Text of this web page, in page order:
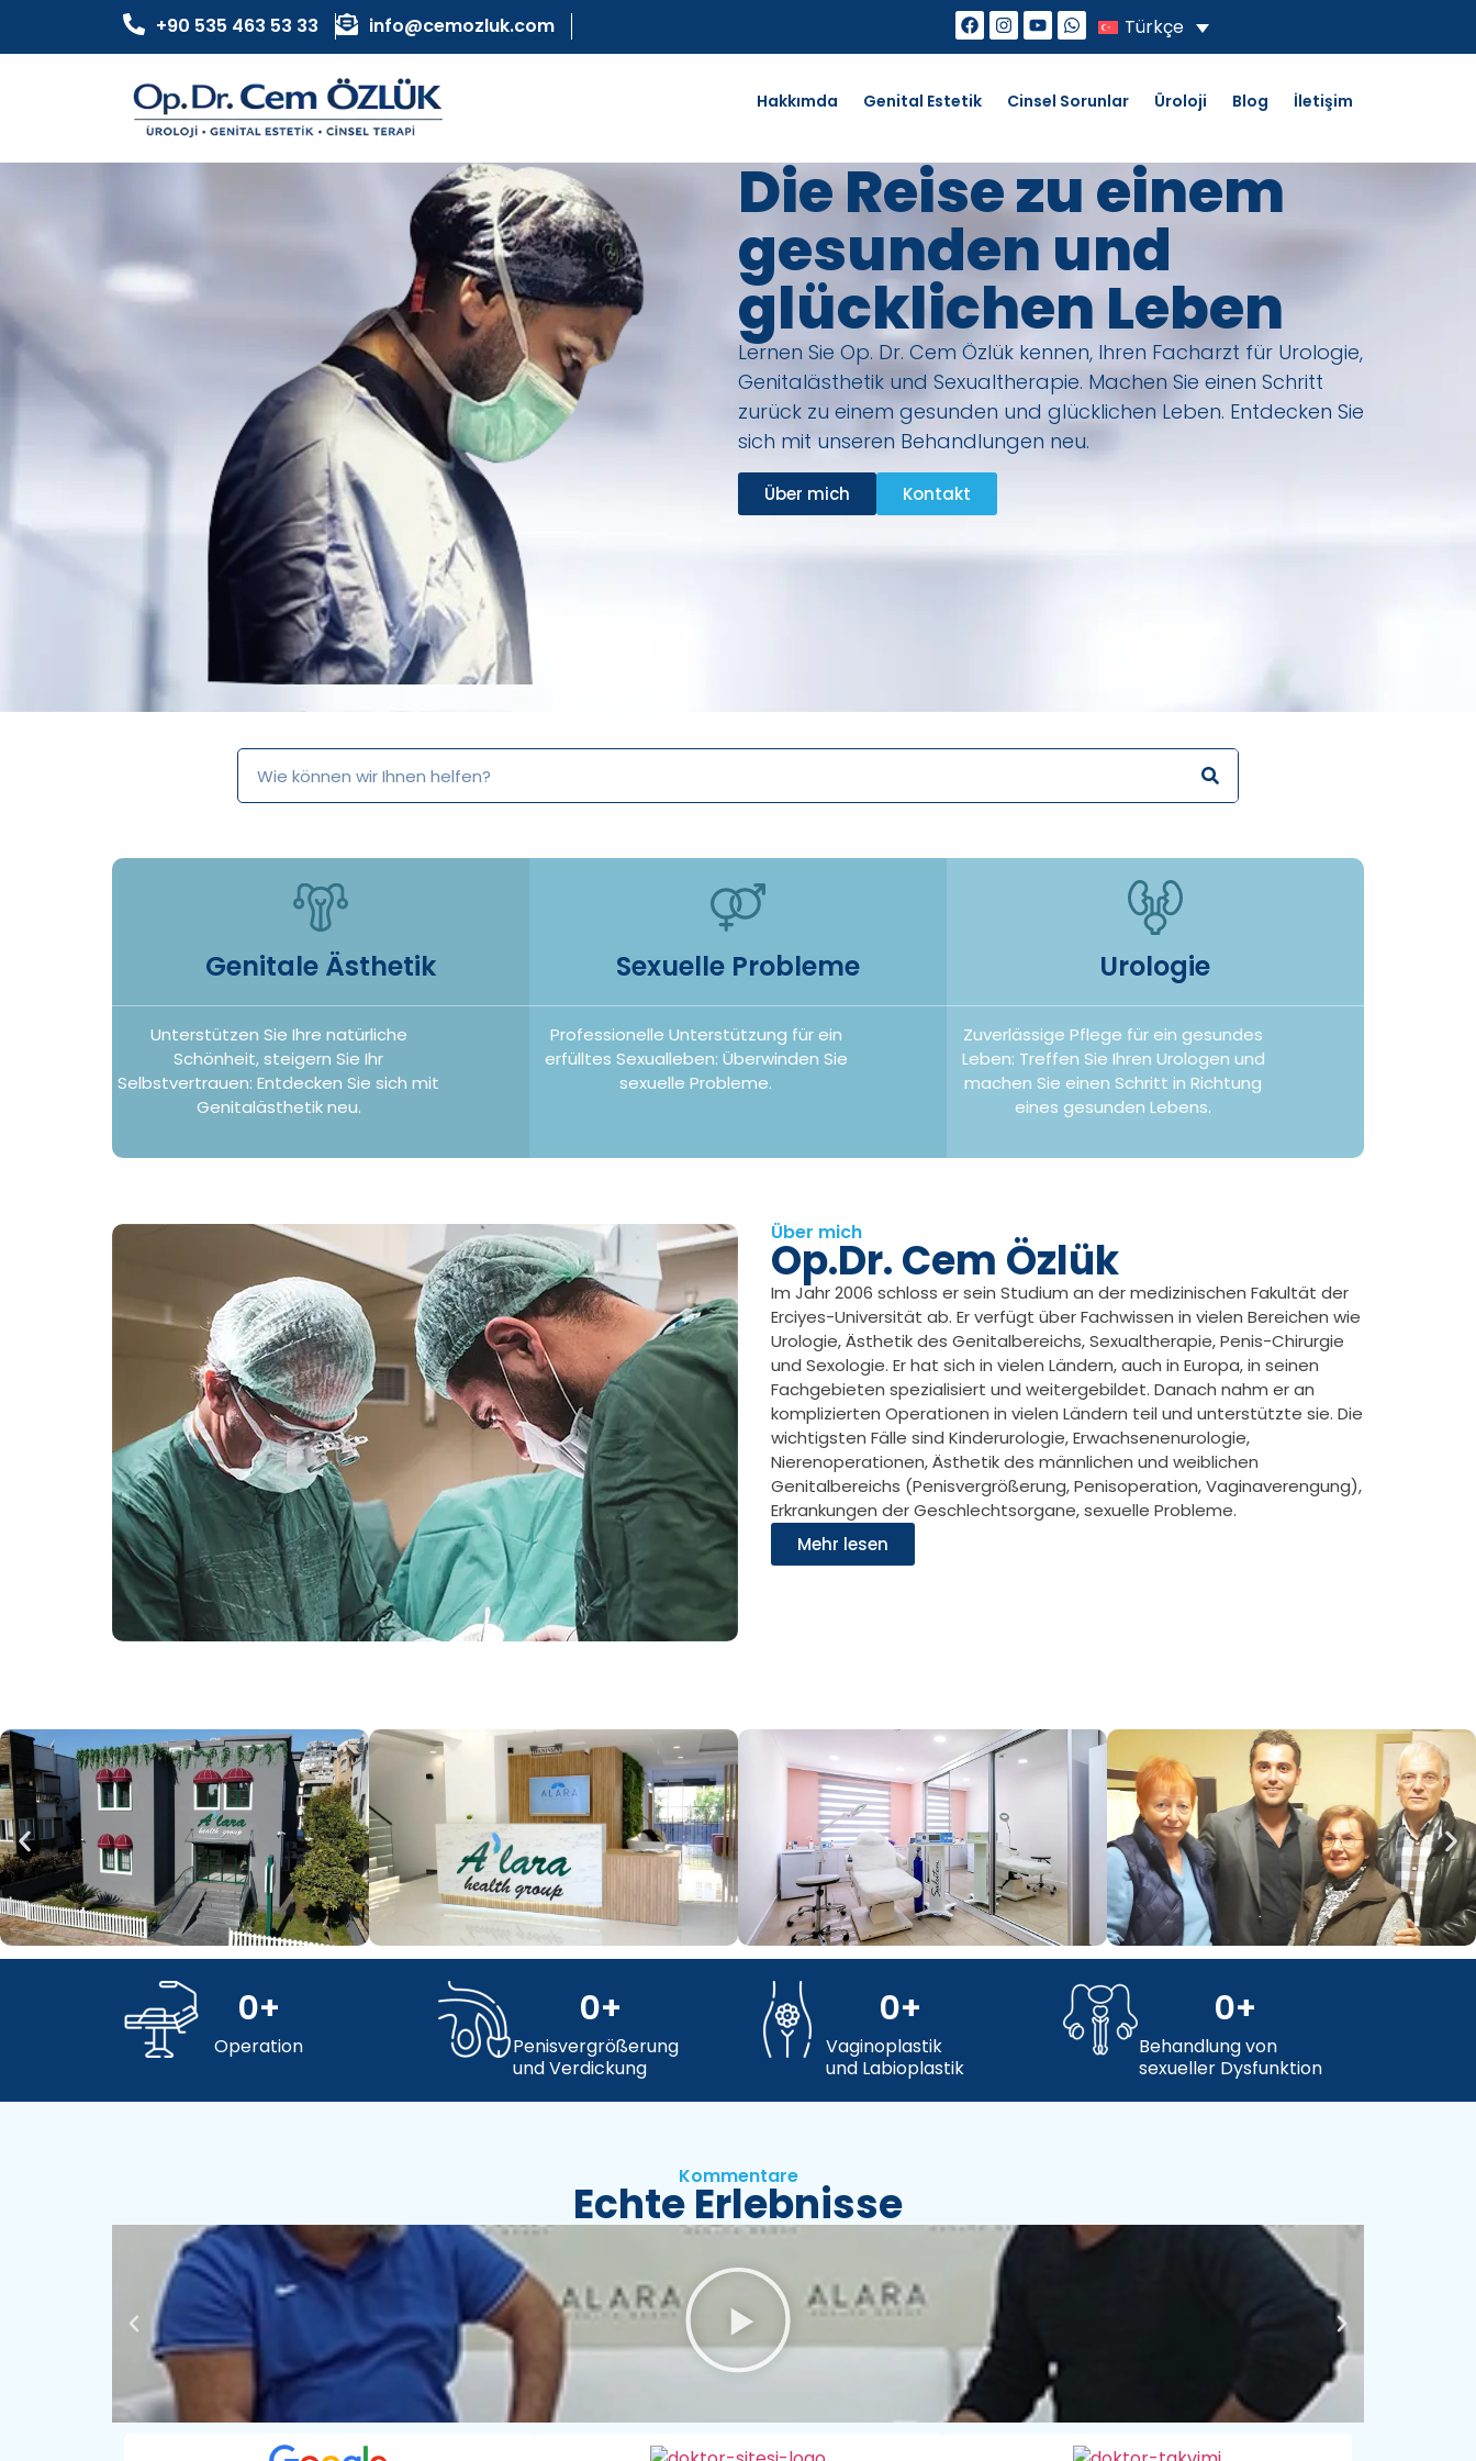
+90 535 463 53 33 info@cemozluk.com Türkçe
Hakkımda Genital Estetik Cinsel Sorunlar Üroloji Blog İletişim
Die Reise zu einem
gesunden und
glücklichen Leben
Lernen Sie Op. Dr. Cem Özlük kennen, Ihren Facharzt für Urologie,
Genitalästhetik und Sexualtherapie. Machen Sie einen Schritt
zurück zu einem gesunden und glücklichen Leben. Entdecken Sie
sich mit unseren Behandlungen neu.
Über mich Kontakt
Genitale Ästhetik
Unterstützen Sie Ihre natürliche
Schönheit, steigern Sie Ihr
Selbstvertrauen: Entdecken Sie sich mit
Genitalästhetik neu.
Sexuelle Probleme
Professionelle Unterstützung für ein
erfülltes Sexualleben: Überwinden Sie
sexuelle Probleme.
Urologie
Zuverlässige Pflege für ein gesundes
Leben: Treffen Sie Ihren Urologen und
machen Sie einen Schritt in Richtung
eines gesunden Lebens.
Über mich
Op.Dr. Cem Özlük
Im Jahr 2006 schloss er sein Studium an der medizinischen Fakultät der
Erciyes-Universität ab. Er verfügt über Fachwissen in vielen Bereichen wie
Urologie, Ästhetik des Genitalbereichs, Sexualtherapie, Penis-Chirurgie
und Sexologie. Er hat sich in vielen Ländern, auch in Europa, in seinen
Fachgebieten spezialisiert und weitergebildet. Danach nahm er an
komplizierten Operationen in vielen Ländern teil und unterstützte sie. Die
wichtigsten Fälle sind Kinderurologie, Erwachsenenurologie,
Nierenoperationen, Ästhetik des männlichen und weiblichen
Genitalbereichs (Penisvergrößerung, Penisoperation, Vaginaverengung),
Erkrankungen der Geschlechtsorgane, sexuelle Probleme.
Mehr lesen
Operation
0+
Penisvergrößerung
und Verdickung
0+
Vaginoplastik
und Labioplastik
0+
Behandlung von
sexueller Dysfunktion
0+
Kommentare
Echte Erlebnisse